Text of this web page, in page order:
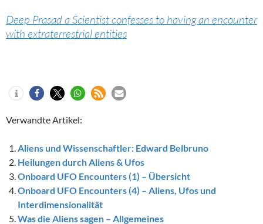
Deep Prasad a Scientist confesses to having an encounter
with extraterrestrial entities
Verwandte Artikel:
Aliens und Wissenschaftler: Edward Belbruno
Heilungen durch Aliens & Ufos
Onboard UFO Encounters (1) – Übersicht
Onboard UFO Encounters (4) – Aliens, Ufos und
Interdimensionalität
Was die Aliens sagen – Allgemeines